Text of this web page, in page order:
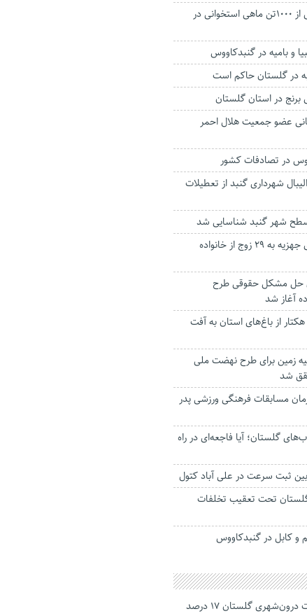
پیش بینی صید بیش از ۱۰۰۰تن ماهی استخوانی در
و بامیه در گنبدکاووس
در گلستان حاکم است
در استان گلستان
عضو جمعیت هلال احمر
در تصادفات کشور
شهرداری گنبد از تعطیلات
شهر گنبد شناسایی شد
برگزاری مراسم اهدای جهزیه به ۲۹ زوج از خانواده
حل مشکل حقوقی طرح
آغاز شد
آلودگی ۹ هزار و ۲۰۰ هکتار از باغ‌های استان به آفت
زمین برای طرح نهضت ملی
شد
مسابقات فرهنگی ورزشی پدر
گلستان؛ آیا فاجعه‌ای در راه
ثبت سرعت در علی آباد کتول
گلستان تحت تعقیب تخلفات
کابل در گنبدکاووس
جانباختگان تصادفات درون‌شهری گلستان ۱۷ درصد